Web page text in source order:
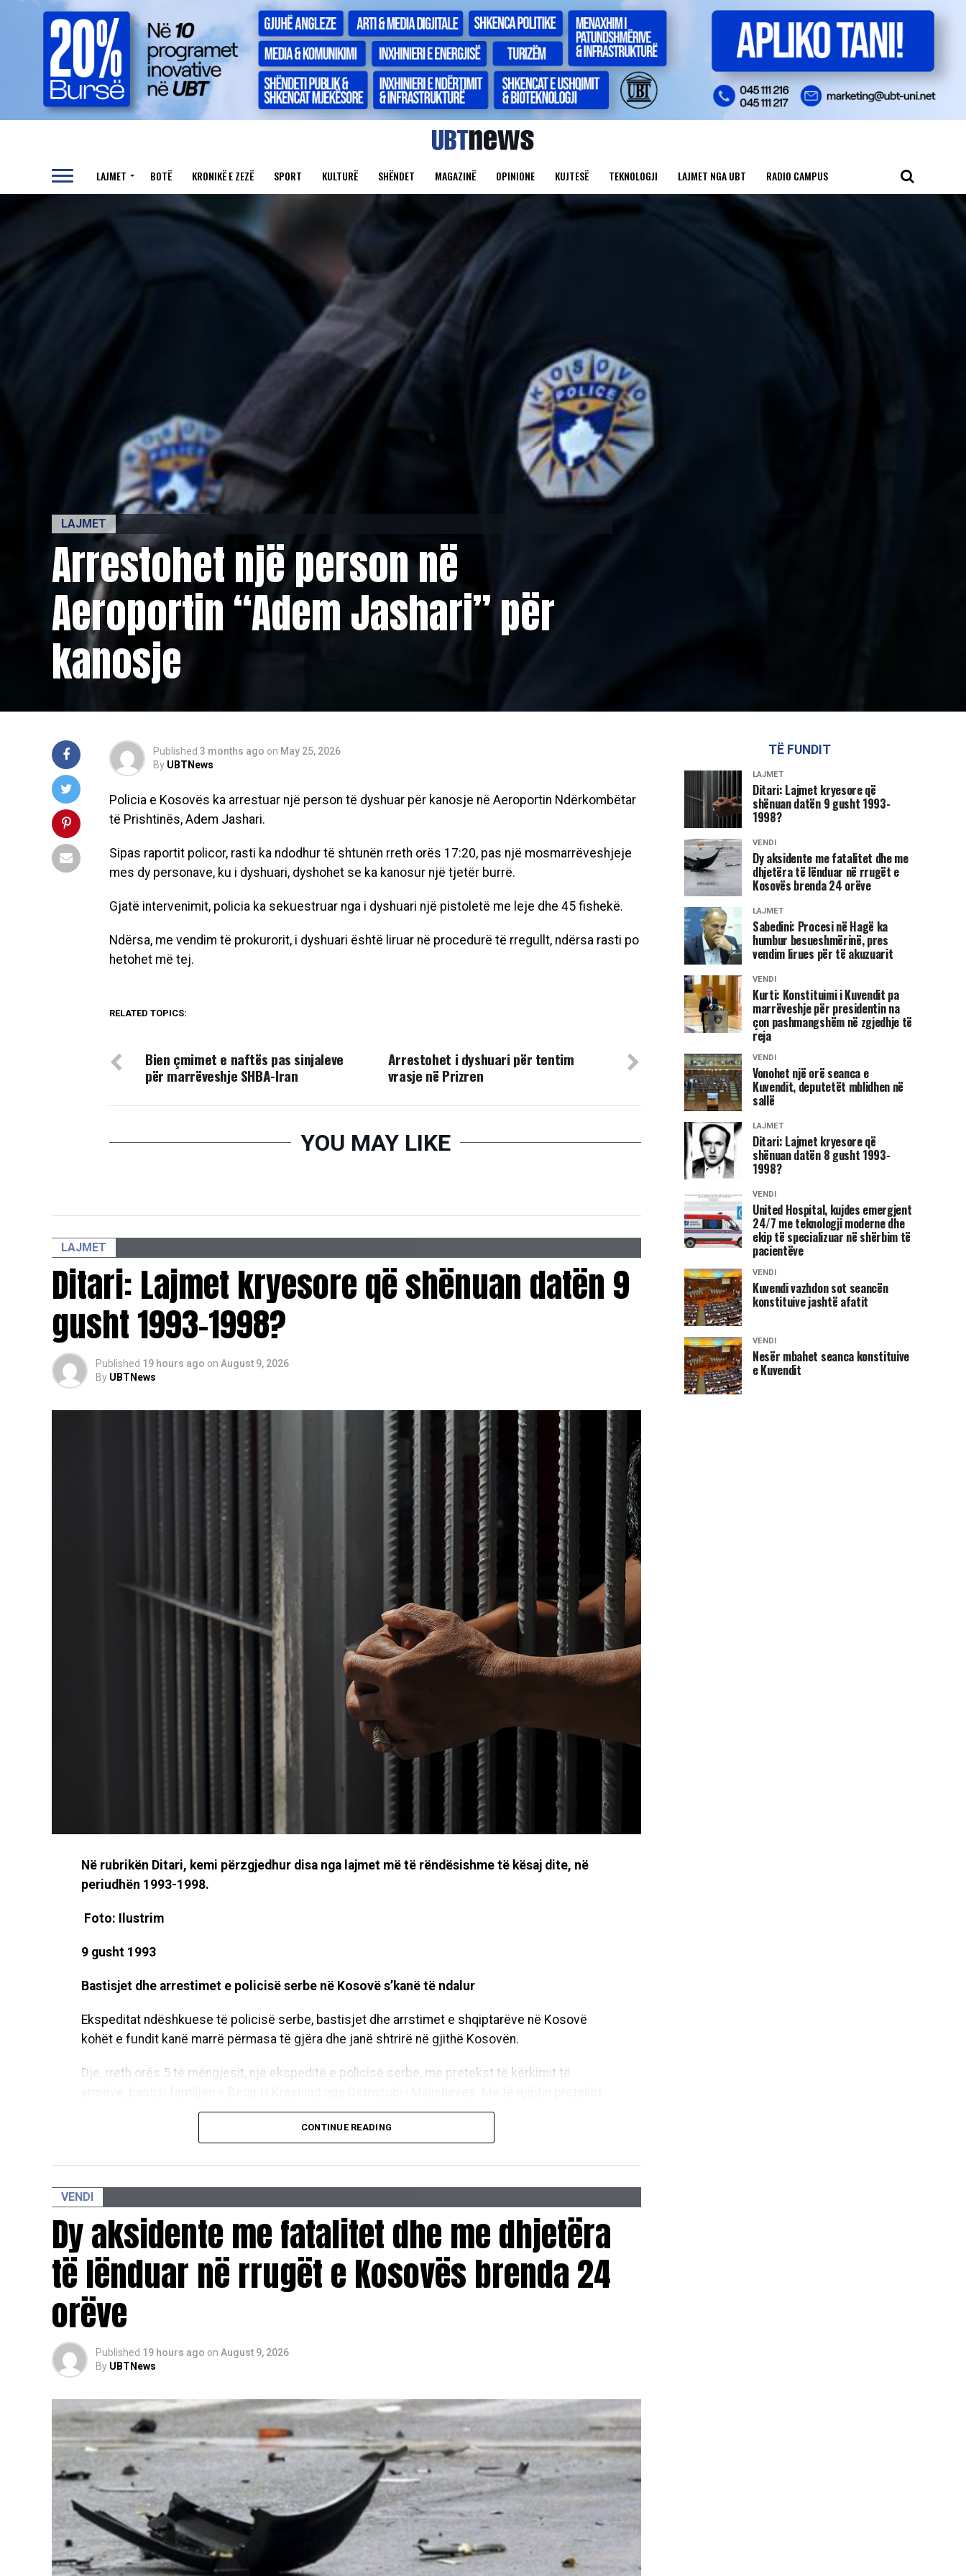
LAJMET BOTË KRONIKË E ZEZË SPORT KULTURË SHËNDET MAGAZINË OPINIONE KUJTESË TEKNOLOGJI LAJMET NGA UBT RADIO CAMPUS
LAJMET
Arrestohet një person në
Aeroportin “Adem Jashari” për
kanosje
Published 3 months ago on May 25, 2026
By UBTNews
Policia e Kosovës ka arrestuar një person të dyshuar për kanosje në Aeroportin Ndërkombëtar
të Prishtinës, Adem Jashari.
Sipas raportit policor, rasti ka ndodhur të shtunën rreth orës 17:20, pas një mosmarrëveshjeje
mes dy personave, ku i dyshuari, dyshohet se ka kanosur një tjetër burrë.
Gjatë intervenimit, policia ka sekuestruar nga i dyshuari një pistoletë me leje dhe 45 fishekë.
Ndërsa, me vendim të prokurorit, i dyshuari është liruar në procedurë të rregullt, ndërsa rasti po
hetohet më tej.
RELATED TOPICS:
Arrestohet i dyshuari për tentim
vrasje në Prizren
Bien çmimet e naftës pas sinjaleve
për marrëveshje SHBA-Iran
YOU MAY LIKE
LAJMET
Ditari: Lajmet kryesore që shënuan datën 9
gusht 1993-1998?
Published 19 hours ago on August 9, 2026
By UBTNews
Në rubrikën Ditari, kemi përzgjedhur disa nga lajmet më të rëndësishme të kësaj dite, në
periudhën 1993-1998.
Foto: Ilustrim
9 gusht 1993
Bastisjet dhe arrestimet e policisë serbe në Kosovë s’kanë të ndalur
Ekspeditat ndëshkuese të policisë serbe, bastisjet dhe arrstimet e shqiptarëve në Kosovë
kohët e fundit kanë marrë përmasa të gjëra dhe janë shtrirë në gjithë Kosovën.
Dje, rreth orës 5 të mëngjesit, një ekspeditë e policisë serbe, me pretekst të kërkimit të
e njëjta ekspeditë, bastisi edhe dyqanin e djalit të të tij Ymerit, me ç’rast u provokua Hamiti
Ndërsa pardje rreth orës 13 në Prizren, policët serbë arrestuan myezinin e xhamisë “Çoroga”,
Sylejman Sylejmanin (53). Shkaku i arrestimit të këtij predikuesi të fesë nuk dihet.
Parmbrëmë, në fshatin Hade të Obiliqit, një ekspeditë e policisë serbe, me pretekst të kërkimit
të armëve, gjatë tërë natës bëri lëvizje në këtë fshat, ndërsa pikërisht në orën 5 të mëngjesit,
rrethoi dhe bastisi shtëpinë e Isa Mirenës dhe njëkohësisht bllokoi të gjitha hurje-daljet në
këtë fshat.
Gjatë bastisjes, policët kërkuan djalin e Isa Mirenës, Fadilin.
Pas bastisjes dhe arrestimeve që bëri pardje policia serbe në familjen Pllana në fshatin
Shtitaricë të Vushtrrisë, dje u liruan vëllezërit Besim, Rexhep, Hasim dhe Selim Pllana, si dhe
i Kryesisë së LDK-së, Dega në Vushtrri dhe ish- i burgosur politik i ndërgjegjës vazhdojnë ta
mbajnë në paraburgim dhe sipas deklaratës që dhanë vëllezërit e tij, Ramadani është dërguar
në burgun e Mitrovicës.
Merret vesh se të se të liruarit që u mbajtën pardje në stacionin u policisë në Vushtrri nga ora
7.30 deri në orën 22, u rrahën fizikisht gjatë tërë kohës sa qëndruan aty. Si pretekst për rrahjen
e këtyre personave, policia përdori akuzën se gjoja ata kanë ndërtuar një strehimore në të cilën
kanë fshehur armët.
Gjatë kohës sa qëndruan të lidhur në stacionin e policisë në Vushtrri personat në fjalë, policët
CONTINUE READING
VENDI
Dy aksidente me fatalitet dhe me dhjetëra
të lënduar në rrugët e Kosovës brenda 24
orëve
Published 19 hours ago on August 9, 2026
By UBTNews
TË FUNDIT
LAJMET
Ditari: Lajmet kryesore që
shënuan datën 9 gusht 1993-
1998?
VENDI
Dy aksidente me fatalitet dhe me
dhjetëra të lënduar në rrugët e
Kosovës brenda 24 orëve
LAJMET
Sabedini: Procesi në Hagë ka
humbur besueshmërinë, pres
vendim lirues për të akuzuarit
VENDI
Kurti: Konstituimi i Kuvendit pa
marrëveshje për presidentin na
çon pashmangshëm në zgjedhje të
reja
VENDI
Vonohet një orë seanca e
Kuvendit, deputetët mblidhen në
sallë
LAJMET
Ditari: Lajmet kryesore që
shënuan datën 8 gusht 1993-
1998?
VENDI
United Hospital, kujdes emergjent
24/7 me teknologji moderne dhe
ekip të specializuar në shërbim të
pacientëve
VENDI
Kuvendi vazhdon sot seancën
konstituive jashtë afatit
VENDI
Nesër mbahet seanca konstituive
e Kuvendit